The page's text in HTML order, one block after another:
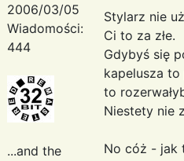
2006/03/05
Wiadomości:
444
...and the
Stylarz nie
Ci to za złe.
Gdybyś się
kapelusza
to
Niestety nie
No cóż - jak